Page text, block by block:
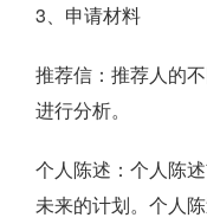
3、申请材料
推荐信：推荐人的
进行分析。
个人陈述：个人陈
未来的计划。个人